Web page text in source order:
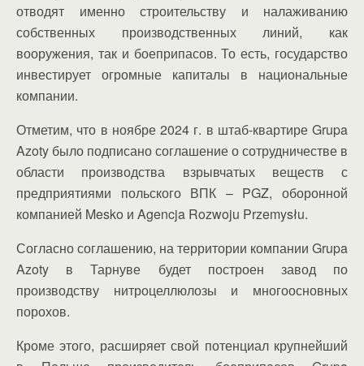
отводят именно строительству и налаживанию
собственных производственных линий, как
вооружения, так и боеприпасов. То есть, государство
инвестирует огромные капиталы в национальные
компании.
Отметим, что в ноябре 2024 г. в штаб-квартире Grupa
Azoty было подписано соглашение о сотрудничестве в
области производства взрывчатых веществ с
предприятиями польского ВПК – PGZ, оборонной
компанией Mesko и Agencja Rozwoju Przemysłu.
Согласно соглашению, на территории компании Grupa
Azoty в Тарнуве будет построен завод по
производству нитроцеллюлозы и многоосновных
порохов.
Кроме этого, расширяет свой потенциал крупнейший